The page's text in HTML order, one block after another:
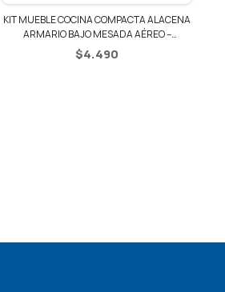
KIT MUEBLE COCINA COMPACTA ALACENA
ARMARIO BAJO MESADA AÉREO –
MANCHESTER/BLANCO
$4.490